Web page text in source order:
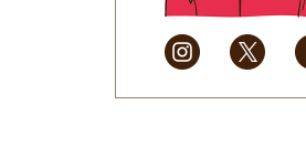
2025年3月(31)
2025年2月
(28)
2025年1月
(34)